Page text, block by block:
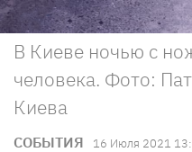
В Киеве ночью с
человека. Фото:
Киева
СОБЫТИЯ 16 Июля 2021